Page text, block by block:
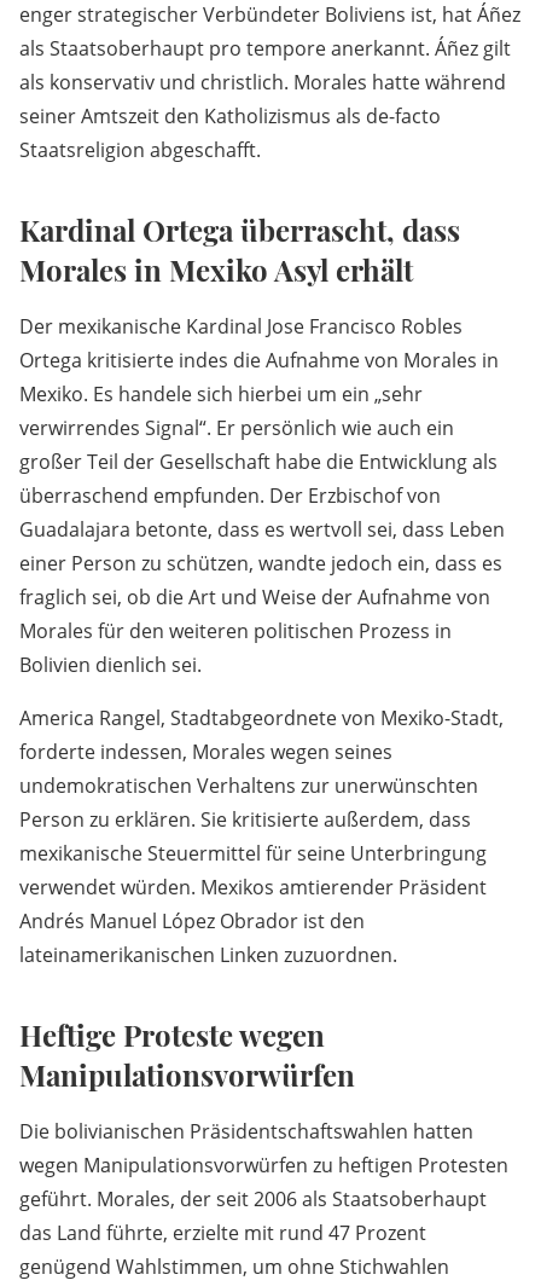
enger strategischer Verbündeter Boliviens ist, hat Áñez
als Staatsoberhaupt pro tempore anerkannt. Áñez gilt
als konservativ und christlich. Morales hatte während
seiner Amtszeit den Katholizismus als de-facto
Staatsreligion abgeschafft.
Kardinal Ortega überrascht, dass
Morales in Mexiko Asyl erhält
Der mexikanische Kardinal Jose Francisco Robles
Ortega kritisierte indes die Aufnahme von Morales in
Mexiko. Es handele sich hierbei um ein „sehr
verwirrendes Signal“. Er persönlich wie auch ein
großer Teil der Gesellschaft habe die Entwicklung als
überraschend empfunden. Der Erzbischof von
Guadalajara betonte, dass es wertvoll sei, dass Leben
einer Person zu schützen, wandte jedoch ein, dass es
fraglich sei, ob die Art und Weise der Aufnahme von
Morales für den weiteren politischen Prozess in
Bolivien dienlich sei.
America Rangel, Stadtabgeordnete von Mexiko-Stadt,
forderte indessen, Morales wegen seines
undemokratischen Verhaltens zur unerwünschten
Person zu erklären. Sie kritisierte außerdem, dass
mexikanische Steuermittel für seine Unterbringung
verwendet würden. Mexikos amtierender Präsident
Andrés Manuel López Obrador ist den
lateinamerikanischen Linken zuzuordnen.
Heftige Proteste wegen
Manipulationsvorwürfen
Die bolivianischen Präsidentschaftswahlen hatten
wegen Manipulationsvorwürfen zu heftigen Protesten
geführt. Morales, der seit 2006 als Staatsoberhaupt
das Land führte, erzielte mit rund 47 Prozent
genügend Wahlstimmen, um ohne Stichwahlen